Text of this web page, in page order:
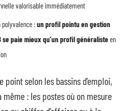
valorisable immédiatement
:un profil pointu en gestion
paie mieux qu’un profil généralisteen
selon les bassins d’emploi,
: les postes où on mesure